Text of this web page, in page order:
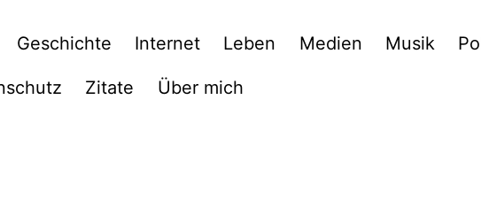
Geschichte Internet Leben Medien Musik
Zitate Über mich